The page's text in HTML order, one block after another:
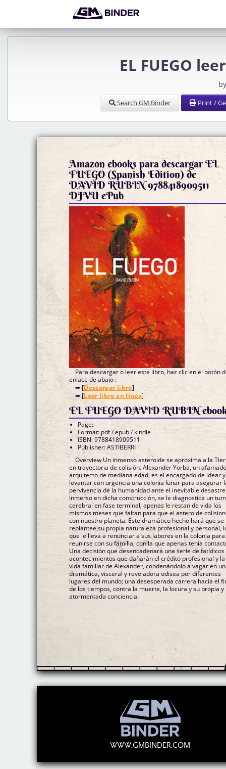
EL FUEGO
Search GM Binder Print /
Amazon ebooks para descargar EL
FUEGO (Spanish Edition) de
DAVID RUBIN 9788418909511
DJVU ePub
Para descargar o leer este libro, haz clic en el botón
enlace de abajo :
➡ [Descargar libro]
➡ [Leer libro en línea]
EL FUEGO DAVID RUBIN
Page:
Format: pdf / epub / kindle
ISBN: 9788418909511
Publisher: ASTIBERRI
Overview Un inmenso asteroide se aproxima a la
en trayectoria de colisión. Alexander Yorba, un
arquitecto de mediana edad, es el encargado de idear y
levantar con urgencia una colonia lunar para asegurar
pervivencia de la humanidad ante el inevitable
Inmerso en dicha construcción, se le diagnostica un
cerebral en fase terminal; apenas le restan de vida los
mismos meses que faltan para que el asteroide
con nuestro planeta. Este dramático hecho hará que se
replantee su propia naturaleza profesional y personal,
que le lleva a renunciar a sus labores en la colonia para
reunirse con su familia, con la que apenas tenía
Una decisión que desencadenará una serie de fatídicos
acontecimientos que dañarán el crédito profesional y la
vida familiar de Alexander, condenándolo a vagar en
dramática, visceral y reveladora odisea por diferentes
lugares del mundo; una desesperada carrera hacia el
de los tiempos, contra la muerte, la locura y su propia y
atormentada conciencia.
WWW.GMBINDER.COM